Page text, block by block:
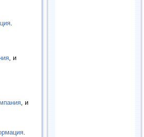
.
, и
, и
.